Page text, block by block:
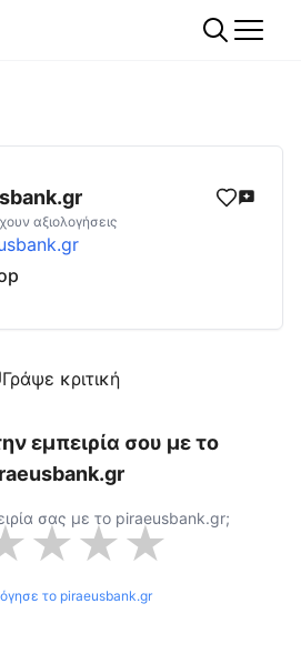
Αξιολογήσεις | Δες
αξιολογήσεις
Γράψε κριτική
εμπειρία σου με το
σας με το piraeusbank.gr;
★★★
το piraeusbank.gr